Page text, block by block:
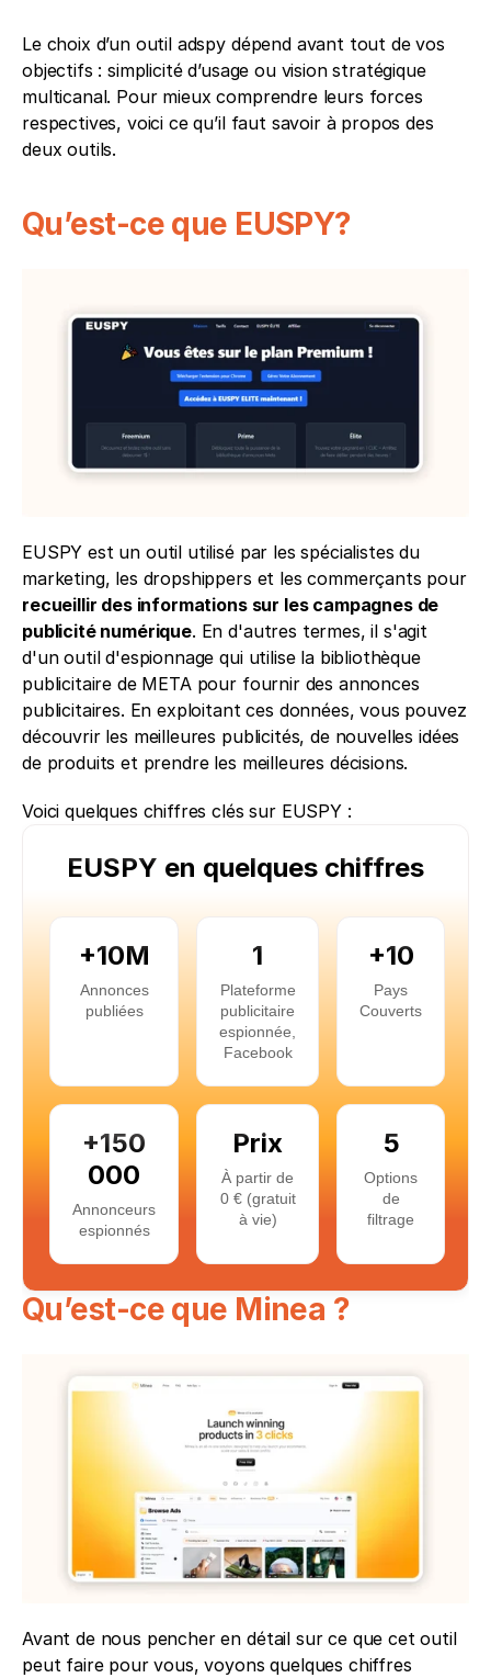
Le choix d’un outil adspy dépend avant tout de vos
objectifs : simplicité d’usage ou vision stratégique
multicanal. Pour mieux comprendre leurs forces
respectives, voici ce qu’il faut savoir à propos des
deux outils.
Qu’est-ce que EUSPY?
EUSPY est un outil utilisé par les spécialistes du
marketing, les dropshippers et les commerçants pour
recueillir des informations sur les campagnes de
publicité numérique. En d'autres termes, il s'agit
d'un outil d'espionnage qui utilise la bibliothèque
publicitaire de META pour fournir des annonces
publicitaires. En exploitant ces données, vous pouvez
découvrir les meilleures publicités, de nouvelles idées
de produits et prendre les meilleures décisions.
Voici quelques chiffres clés sur EUSPY :
EUSPY en quelques chiffres
+10M
Annonces
publiées
1
Plateforme
publicitaire
espionnée,
Facebook
+10
Pays
Couverts
+150
000
Annonceurs
espionnés
Prix
À partir de
0 € (gratuit
à vie)
5
Options
de
filtrage
Qu’est-ce que Minea ?
Avant de nous pencher en détail sur ce que cet outil
peut faire pour vous, voyons quelques chiffres